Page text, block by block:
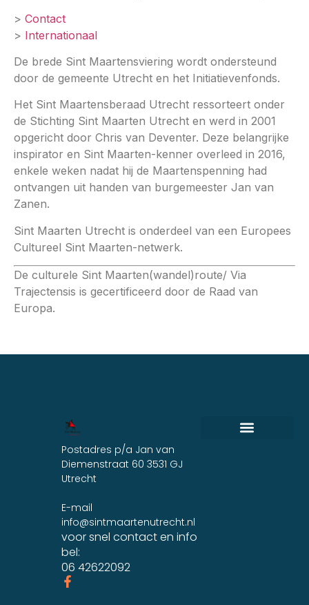
> Contact
> Internationaal
De brede Sint Maartensviering wordt ondersteund
door de gemeente Utrecht en het Initiatievenfonds.
Het Sint Maartensberaad Utrecht ressorteert onder
de Stichting Sint Maarten Utrecht en werd in 2001
opgericht door Chris van Deventer. Deze belangrijke
inspirator en Sint Maarten-kenner overleed in 2016,
enkele weken nadat hij de Maartenspenning had
ontvangen uit handen van burgemeester Jan van
Zanen.
Sint Maarten Utrecht is onderdeel van een Europees
Cultureel Sint Maarten-netwerk.
De culturele Sint Maarten(wandel)route/ Via
Trajectensis is gecertificeerd door de Raad van
Europa.
Postadres p/a Jan van
Diemenstraat 60 3531 GJ
Utrecht
E-mail
info@sintmaartenutrecht.nl
voor snel contact en info
bel:
06 42622092